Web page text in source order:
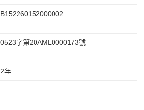
B152260152000002
0523字第20AML0000173號
2年